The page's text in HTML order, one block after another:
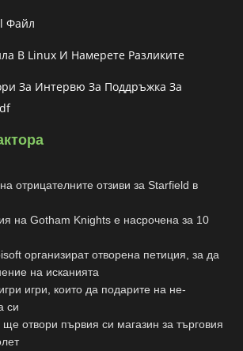
Файл
В Linux И Намерете Разликите
За Интервю За Поддръжка За
отрицателните отзиви за Starfield в
на Gotham Knights е насрочена за 10
организират отворена петиция, за да
на исканията
игри, които да подарите на не-
си
отвори първия си магазин за търговия